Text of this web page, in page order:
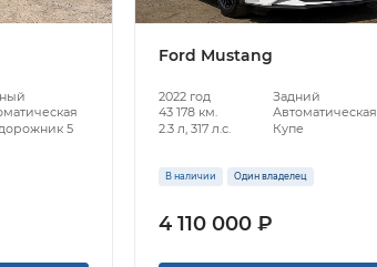
5
Ford Mustang
2022 год
Задний
43 178 км.
Автоматическая
2.3 л, 317 л.с.
Купе
В наличии Один владелец
4 110 000 ₽